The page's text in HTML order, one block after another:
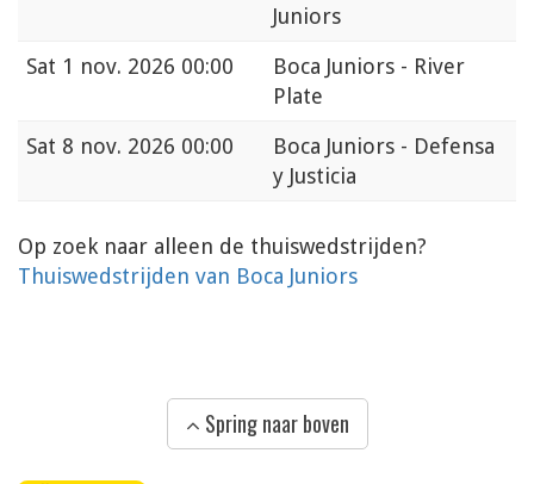
Juniors
Sat 1 nov. 2026 00:00
Boca Juniors - River
Plate
Sat 8 nov. 2026 00:00
Boca Juniors - Defensa
y Justicia
Op zoek naar alleen de thuiswedstrijden?
Thuiswedstrijden van Boca Juniors
Spring naar boven